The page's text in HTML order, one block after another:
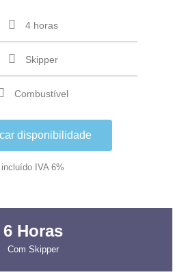
4 horas
Skipper
Combustível
disponibilidade
incluído IVA 6%
6 Horas
Com Skipper